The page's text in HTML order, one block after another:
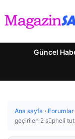
Güncel
Ana sayfa › Forumlar
geçirilen 2 şüpheli